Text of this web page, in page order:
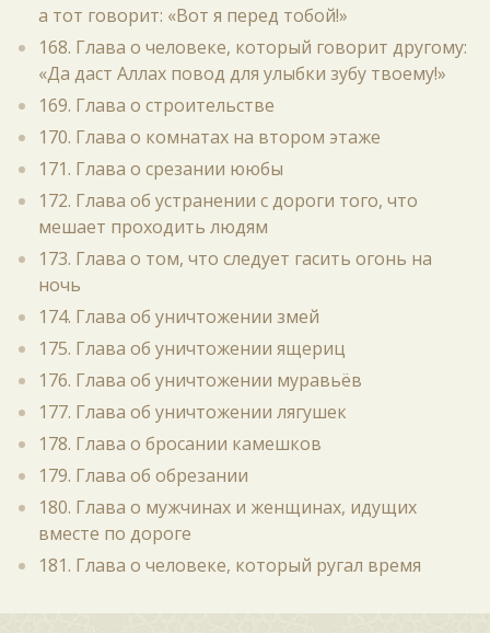
а тот говорит: «Вот я перед тобой!»
168. Глава о человеке, который говорит другому:
«Да даст Аллах повод для улыбки зубу твоему!»
169. Глава о строительстве
170. Глава о комнатах на втором этаже
171. Глава о срезании ююбы
172. Глава об устранении с дороги того, что
мешает проходить людям
173. Глава о том, что следует гасить огонь на
ночь
174. Глава об уничтожении змей
175. Глава об уничтожении ящериц
176. Глава об уничтожении муравьёв
177. Глава об уничтожении лягушек
178. Глава о бросании камешков
179. Глава об обрезании
180. Глава о мужчинах и женщинах, идущих
вместе по дороге
181. Глава о человеке, который ругал время